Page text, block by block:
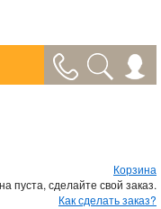
Корзина
пуста, сделайте свой заказ.
Как сделать заказ?